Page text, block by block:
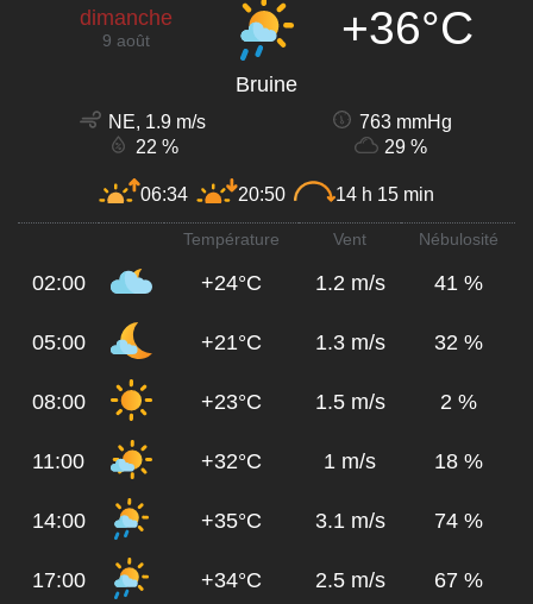
dimanche
9 août +36°C
Bruine
NE, 1.9 m/s
763 mmHg
22 %
29 %
06:34 20:50 14 h 15 min
Température Vent Nébulosité
02:00 +24°C 1.2 m/s 41 %
05:00 +21°C 1.3 m/s 32 %
08:00 +23°C 1.5 m/s 2 %
11:00 +32°C 1 m/s 18 %
14:00 +35°C 3.1 m/s 74 %
17:00 +34°C 2.5 m/s 67 %